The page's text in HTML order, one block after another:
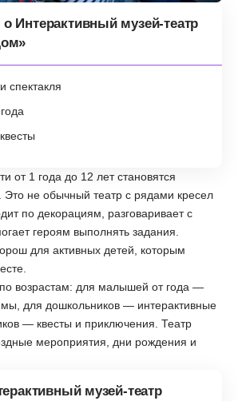
Интерактивный музей-театр
спектакля
от 1 года до 12 лет становятся
Это не обычный театр с рядами кресел
по декорациям, разговаривает с
героям выполнять задания.
для активных детей, которым
возрастам: для малышей от года —
для дошкольников — интерактивные
— квесты и приключения. Театр
мероприятия, дни рождения и
музей-театр